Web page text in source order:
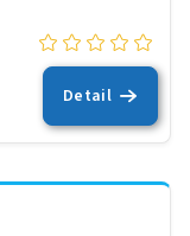
Detail